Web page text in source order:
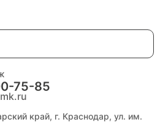
75-85
край, г. Краснодар, ул. им.